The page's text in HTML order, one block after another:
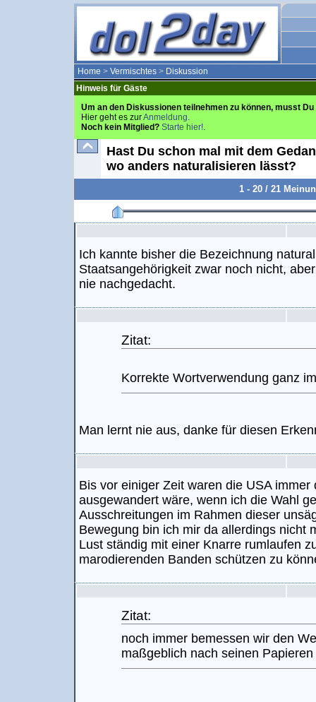
Home > Vermischtes > Diskussion
Hinweis für Gäste
Um an den Diskussionen teilnehmen zu können, musst
Hier geht es zurAnmeldung.
Noch kein Mitglied? Starte hier!.
Hast Du schon mal mit dem
wo anders naturalisieren lässt?
1 - 20 / 21
Ich kannte bisher die Bezeichnung
Staatsangehörigkeit zwar noch nicht,
nie nachgedacht.
Zitat:
Korrekte Wortverwendung ganz
Man lernt nie aus, danke für diesen
Bis vor einiger Zeit waren die USA
ausgewandert wäre, wenn ich die Wahl
Ausschreitungen im Rahmen dieser
Bewegung bin ich mir da allerdings nicht
Lust ständig mit einer Knarre rumlaufen
marodierenden Banden schützen zu
Zitat:
noch immer bemessen wir den
maßgeblich nach seinen Papieren